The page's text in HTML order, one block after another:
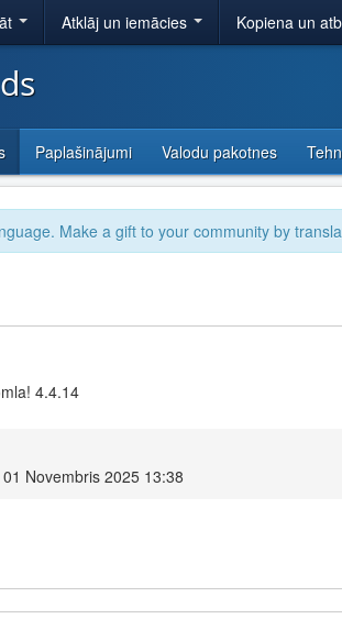
Atklāj un iemācies Kopiena un
Paplašinājumi Valodu pakotnes
Make a gift to your community by
4.4.14
Novembris 2025 13:38